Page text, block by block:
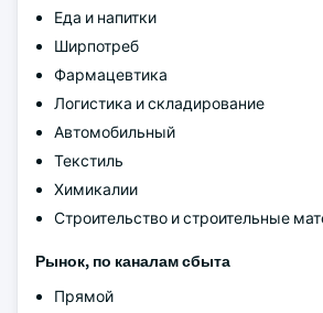
Еда и напитки
Ширпотреб
Фармацевтика
Логистика и складирование
Автомобильный
Текстиль
Химикалии
Строительство и строительные
Рынок, по каналам сбыта
Прямой